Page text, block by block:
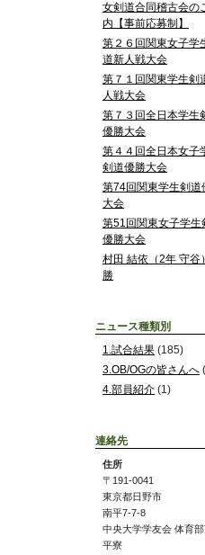
女剣道合同稽古会の
内【事前応募制】
第２６回関東女子学
道新人戦大会
第７１回関東学生剣
人戦大会
第７３回全日本学生
優勝大会
第４４回全日本女子
剣道優勝大会
第74回関東学生剣道
大会
第51回関東女子学生
優勝大会
村田 結依（2年 守谷
勝
ニュース種類別
1.試合結果 (185)
3.OB/OGの皆さんへ
4.部員紹介 (1)
連絡先
住所
〒191-0041
東京都日野市
南平7-7-8
中央大学学友会 体育
平寮